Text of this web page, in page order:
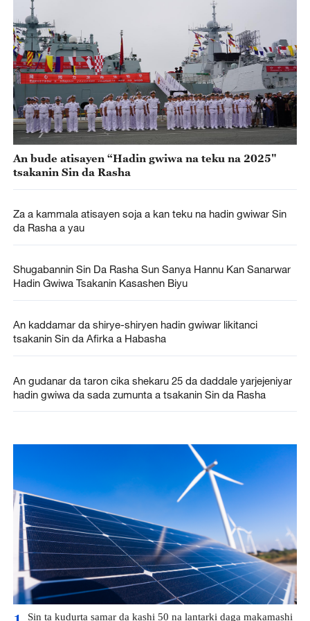
An bude atisayen “Hadin gwiwa na teku na 2025"
tsakanin Sin da Rasha
Za a kammala atisayen soja a kan teku na hadin gwiwar Sin
da Rasha a yau
Shugabannin Sin Da Rasha Sun Sanya Hannu Kan Sanarwar
Hadin Gwiwa Tsakanin Kasashen Biyu
An kaddamar da shirye-shiryen hadin gwiwar likitanci
tsakanin Sin da Afirka a Habasha
An gudanar da taron cika shekaru 25 da daddale yarjejeniyar
hadin gwiwa da sada zumunta a tsakanin Sin da Rasha
Sin ta kudurta samar da kashi 50 na lantarki daga makamashi